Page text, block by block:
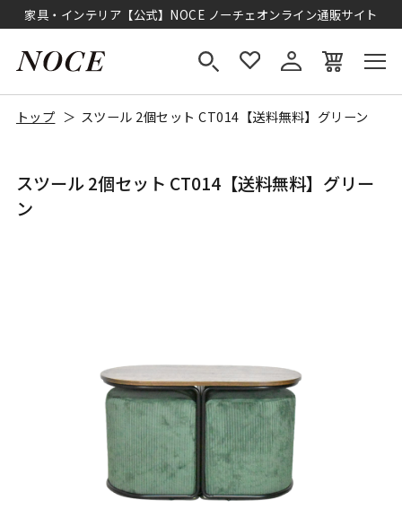
家具・インテリア【公式】NOCE ノーチェオンライン通販サイト
トップ スツール 2個セット CT014【送料無料】グリーン
スツール 2個セット CT014【送料無料】グリー
ン